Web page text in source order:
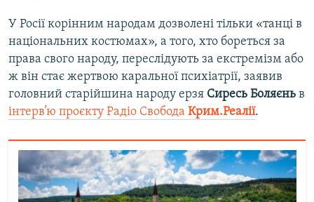
У Росії корінним народам дозволені тільки «танці в
національних костюмах», а того, хто бореться за
права свого народу, переслідують за екстремізм або
ж він стає жертвою каральної психіатрії, заявив
головний старійшина народу ерзя Сиресь Боляєнь в
інтерв’ю проєкту Радіо Свобода Крим.Реалії.